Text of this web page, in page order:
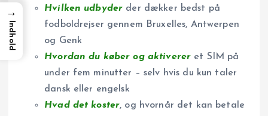
Hvilken udbyder der dækker bedst på
fodbold­rejser gennem Bruxelles, Antwerpen
og Genk
Hvordan du køber og aktiverer et SIM på
under fem minutter – selv hvis du kun taler
dansk eller engelsk
Hvad det koster, og hvornår det kan betale
→
Indhold